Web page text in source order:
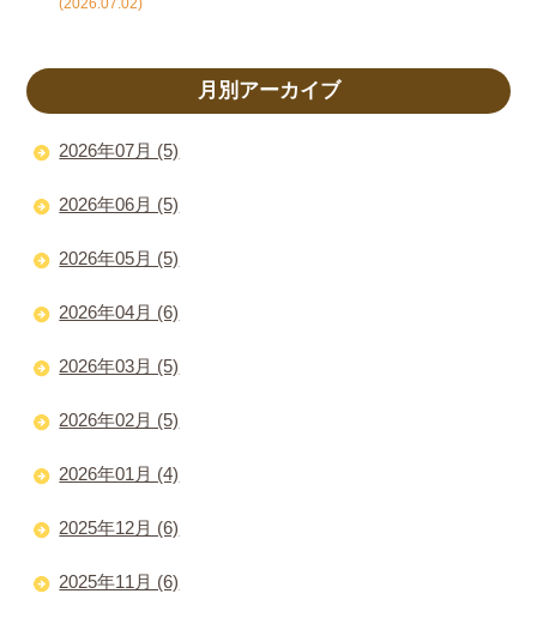
(2026.07.02)
月別アーカイブ
2026年07月 (5)
2026年06月 (5)
2026年05月 (5)
2026年04月 (6)
2026年03月 (5)
2026年02月 (5)
2026年01月 (4)
2025年12月 (6)
2025年11月 (6)